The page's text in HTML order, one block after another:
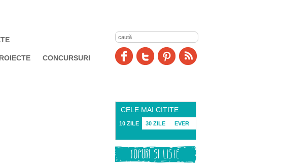
CONCURSURI
CELE MAI CITITE
10 ZILE 30 ZILE EVER